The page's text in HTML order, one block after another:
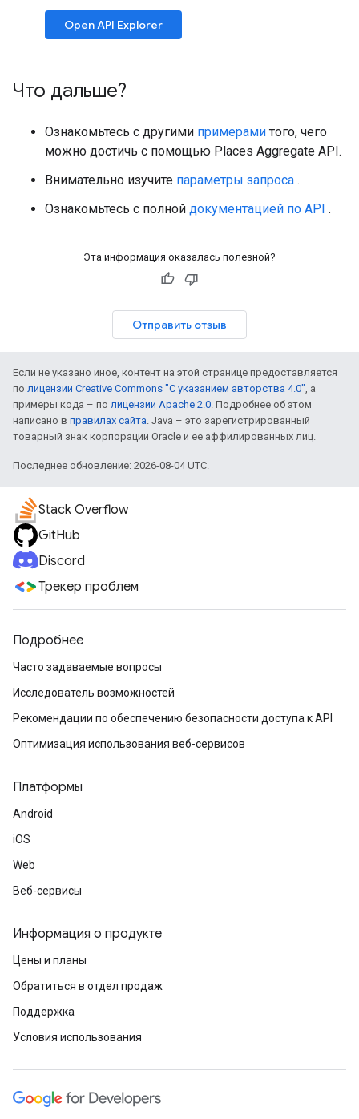
Open API Explorer
Что дальше?
Ознакомьтесь с другими примерами того, чего
можно достичь с помощью Places Aggregate API.
Внимательно изучите параметры запроса .
Ознакомьтесь с полной документацией по API .
Эта информация оказалась полезной?
Отправить отзыв
Если не указано иное, контент на этой странице предоставляется
по лицензии Creative Commons "С указанием авторства 4.0", а
примеры кода – по лицензии Apache 2.0. Подробнее об этом
написано в правилах сайта. Java – это зарегистрированный
товарный знак корпорации Oracle и ее аффилированных лиц.
Последнее обновление: 2026-08-04 UTC.
Stack Overflow
GitHub
Discord
Трекер проблем
Подробнее
Часто задаваемые вопросы
Исследователь возможностей
Рекомендации по обеспечению безопасности доступа к API
Оптимизация использования веб-сервисов
Платформы
Android
iOS
Web
Веб-сервисы
Информация о продукте
Цены и планы
Обратиться в отдел продаж
Поддержка
Условия использования